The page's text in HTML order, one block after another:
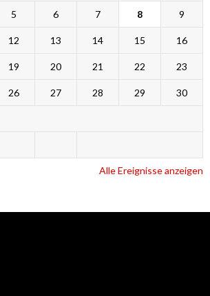
5 6 7 8 9
12 13 14 15 16
19 20 21 22 23
26 27 28 29 30
Alle Ereignisse anzeigen